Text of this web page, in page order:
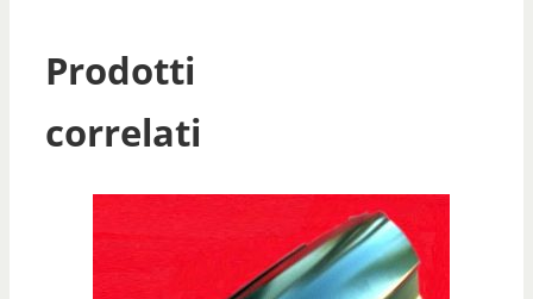
Prodotti
correlati